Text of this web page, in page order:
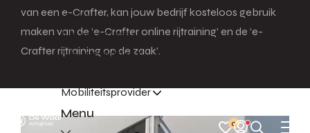
Terug
Alle voorraad
Nieuwe auto's
Mobiliteitsprovider
Menu
0
van een e-Crafter, kan jouw bedrijf kosteloos gebruik
maken van de ‘e-Crafter online rijtraining’ en de ‘e-
Crafter rijtraining op de zaak’.